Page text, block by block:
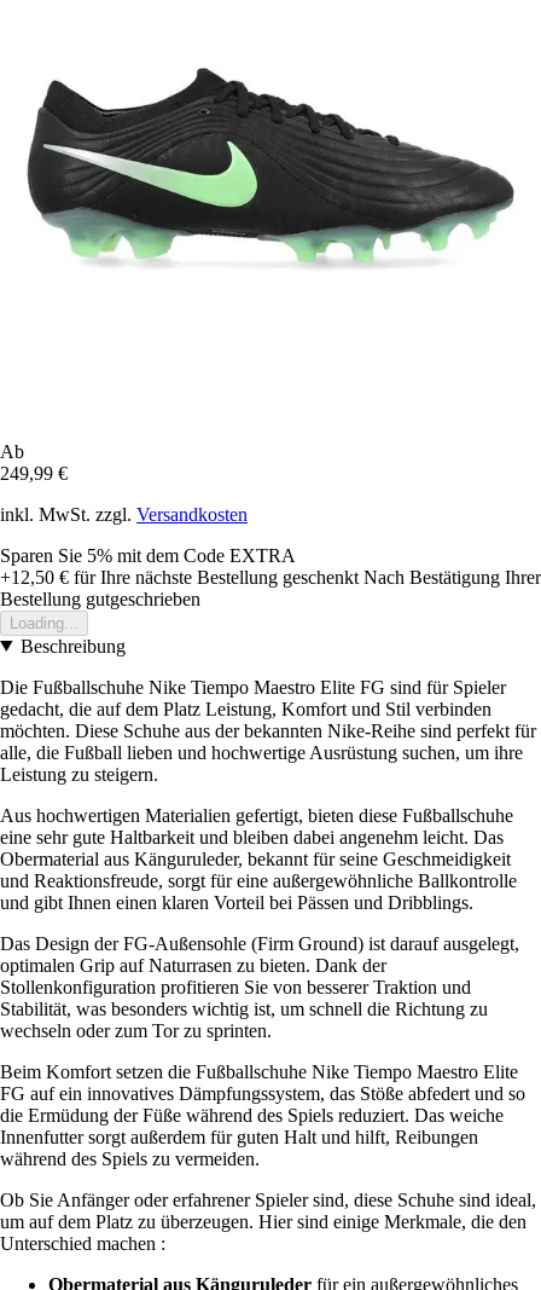
Ab
249,99 €
inkl. MwSt. zzgl. Versandkosten
Sparen Sie 5% mit dem Code EXTRA
+12,50 € für Ihre nächste Bestellung geschenkt Nach Bestätigung Ihrer
Bestellung gutgeschrieben
Loading...
Beschreibung
Die Fußballschuhe Nike Tiempo Maestro Elite FG sind für Spieler
gedacht, die auf dem Platz Leistung, Komfort und Stil verbinden
möchten. Diese Schuhe aus der bekannten Nike-Reihe sind perfekt für
alle, die Fußball lieben und hochwertige Ausrüstung suchen, um ihre
Leistung zu steigern.
Aus hochwertigen Materialien gefertigt, bieten diese Fußballschuhe
eine sehr gute Haltbarkeit und bleiben dabei angenehm leicht. Das
Obermaterial aus Känguruleder, bekannt für seine Geschmeidigkeit
und Reaktionsfreude, sorgt für eine außergewöhnliche Ballkontrolle
und gibt Ihnen einen klaren Vorteil bei Pässen und Dribblings.
Das Design der FG-Außensohle (Firm Ground) ist darauf ausgelegt,
optimalen Grip auf Naturrasen zu bieten. Dank der
Stollenkonfiguration profitieren Sie von besserer Traktion und
Stabilität, was besonders wichtig ist, um schnell die Richtung zu
wechseln oder zum Tor zu sprinten.
Beim Komfort setzen die Fußballschuhe Nike Tiempo Maestro Elite
FG auf ein innovatives Dämpfungssystem, das Stöße abfedert und so
die Ermüdung der Füße während des Spiels reduziert. Das weiche
Innenfutter sorgt außerdem für guten Halt und hilft, Reibungen
während des Spiels zu vermeiden.
Ob Sie Anfänger oder erfahrener Spieler sind, diese Schuhe sind ideal,
um auf dem Platz zu überzeugen. Hier sind einige Merkmale, die den
Unterschied machen :
Obermaterial aus Känguruleder für ein außergewöhnliches